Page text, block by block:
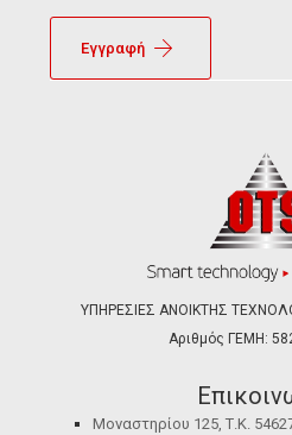
Εγγραφή
ΥΠΗΡΕΣΙΕΣ ΑΝΟΙΚΤΗΣ
Αριθμός ΓΕΜΗ:
Μοναστηρίου 125, Τ.Κ.